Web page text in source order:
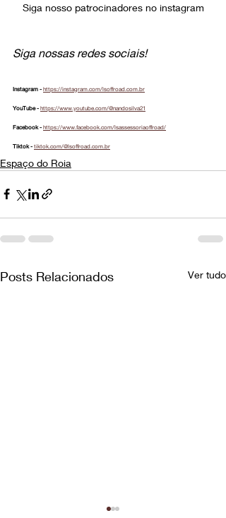
Siga nosso patrocinadores no instagram
Siga nossas redes sociais!
Instagram - https://instagram.com/lsoffroad.com.br
YouTube - https://www.youtube.com/@nandosilva21
Facebook - https://www.facebook.com/lsassessoriaoffroad/
Tiktok - tiktok.com/@lsoffroad.com.br
Espaço do Roia
Posts Relacionados Ver tudo